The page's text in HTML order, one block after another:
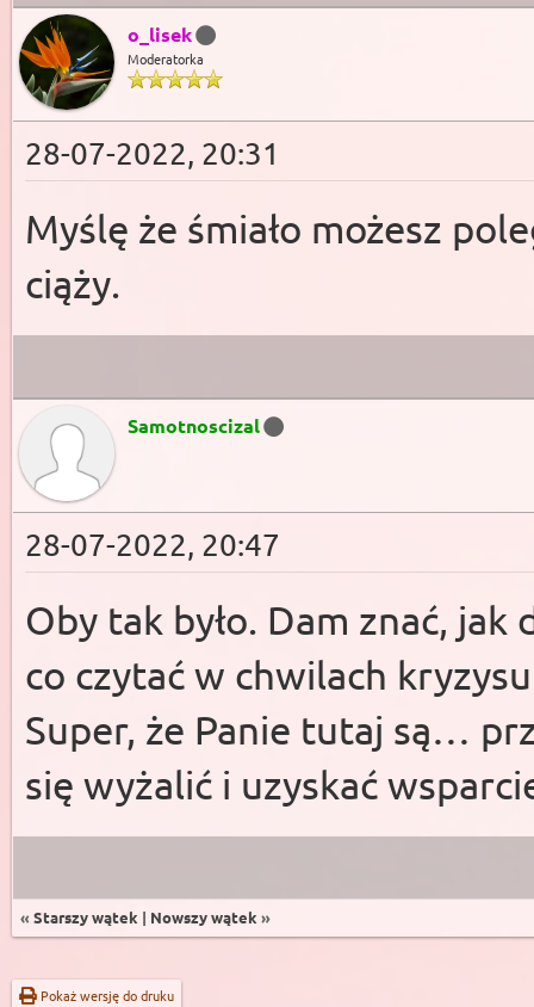
o_lisek
Moderatorka
28-07-2022, 20:31
Myślę że śmiało możesz
ciąży.
Samotnoscizal
28-07-2022, 20:47
Oby tak było. Dam znać,
co czytać w chwilach
Super, że Panie tutaj są…
się wyżalić i uzyskać
« Starszy wątek | Nowszy wątek »
Pokaż wersję do druku